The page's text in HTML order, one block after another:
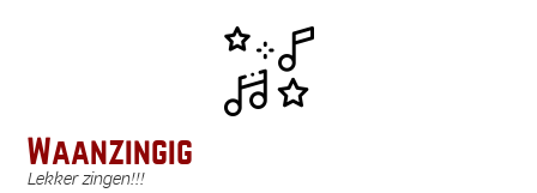
Waanzingig
Lekker zingen!!!